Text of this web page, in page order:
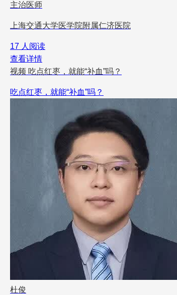
主治医师
上海交通大学医学院附属仁济医院
17 人阅读
查看详情
视频 吃点红枣，就能“补血”吗？
吃点红枣，就能“补血”吗？
杜俊